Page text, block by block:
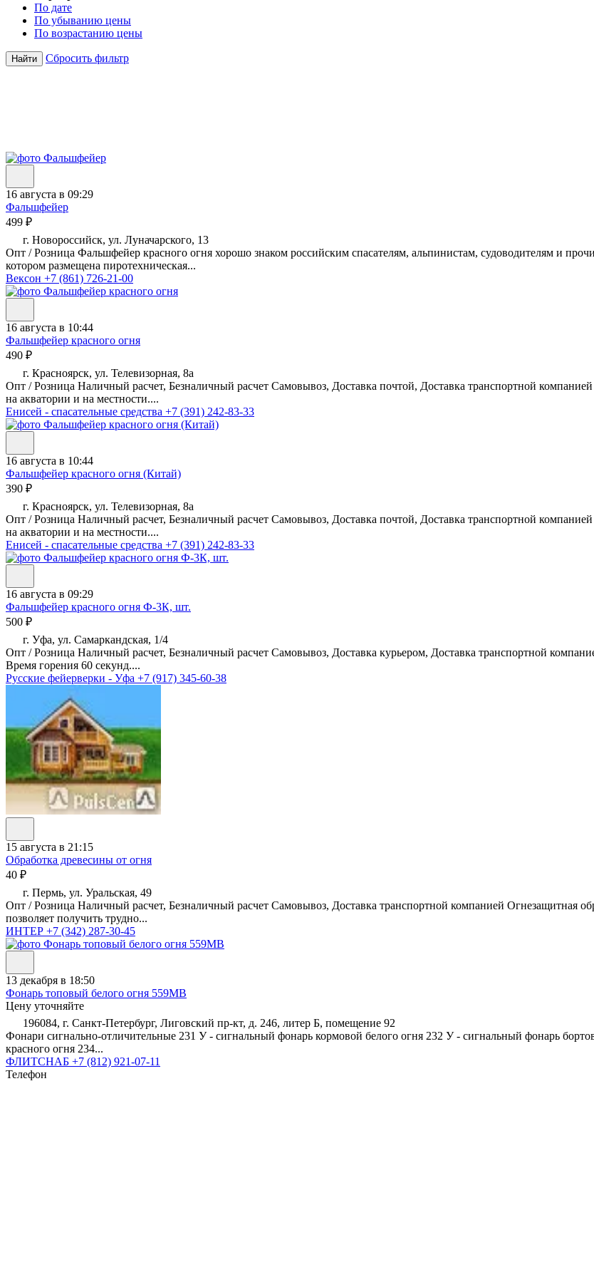
По дате
По убыванию цены
По возрастанию цены
Найти Сбросить фильтр
16 августа в 09:29
Фальшфейер
499 ₽
г. Новороссийск, ул. Луначарского, 13
Опт / Розница Фальшфейер красного огня хорошо знаком российским спасателям, альпинистам, судоводителям и
котором размещена пиротехническая...
Вексон +7 (861) 726-21-00
16 августа в 10:44
Фальшфейер красного огня
490 ₽
г. Красноярск, ул. Телевизорная, 8а
Опт / Розница Наличный расчет, Безналичный расчет Самовывоз, Доставка почтой, Доставка транспортной
на акватории и на местности....
Енисей - спасательные средства +7 (391) 242-83-33
16 августа в 10:44
Фальшфейер красного огня (Китай)
390 ₽
г. Красноярск, ул. Телевизорная, 8а
Опт / Розница Наличный расчет, Безналичный расчет Самовывоз, Доставка почтой, Доставка транспортной
на акватории и на местности....
Енисей - спасательные средства +7 (391) 242-83-33
16 августа в 09:29
Фальшфейер красного огня Ф-3К, шт.
500 ₽
г. Уфа, ул. Самаркандская, 1/4
Опт / Розница Наличный расчет, Безналичный расчет Самовывоз, Доставка курьером, Доставка транспортной
Время горения 60 секунд....
Русские фейерверки - Уфа +7 (917) 345-60-38
15 августа в 21:15
Обработка древесины от огня
40 ₽
г. Пермь, ул. Уральская, 49
Опт / Розница Наличный расчет, Безналичный расчет Самовывоз, Доставка транспортной компанией Огнезащитная
позволяет получить трудно...
ИНТЕР +7 (342) 287-30-45
13 декабря в 18:50
Фонарь топовый белого огня 559МВ
Цену уточняйте
196084, г. Санкт-Петербург, Лиговский пр-кт, д. 246, литер Б, помещение 92
Фонари сигнально-отличительные 231 У - сигнальный фонарь кормовой белого огня 232 У - сигнальный фонарь
красного огня 234...
ФЛИТСНАБ +7 (812) 921-07-11
Телефон